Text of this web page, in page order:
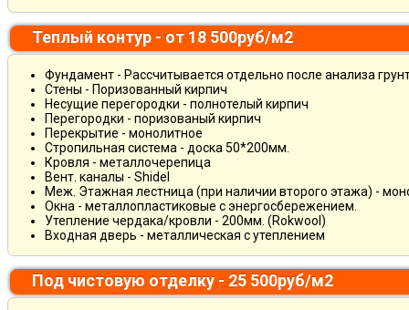
Теплый контур - от 18 500руб/м2
Фундамент - Рассчитывается отдельно после анализа
Стены - Поризованный кирпич
Несущие перегородки - полнотелый кирпич
Перегородки - поризованый кирпич
Перекрытие - монолитное
Стропильная система - доска 50*200мм.
Кровля - металлочерепица
Вент. каналы - Shidel
Меж. Этажная лестница (при наличии второго этажа) -
Окна - металлопластиковые с энергосбережением.
Утепление чердака/кровли - 200мм. (Rokwool)
Входная дверь - металлическая с утеплением
Под чистовую отделку - 25 500руб/м2